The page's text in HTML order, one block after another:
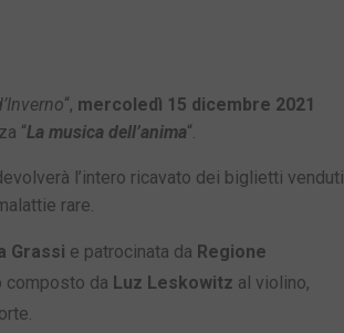
“, mercoledì 15 dicembre 2021
“La musica dell’anima“.
l’intero ricavato dei biglietti venduti
rare.
Grassi e patrocinata da Regione
composto da Luz Leskowitz al violino,